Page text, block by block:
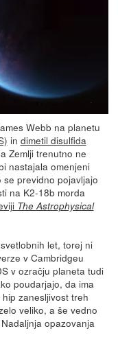
Webb na planetu
in dimetil disulfida
Zemlji trenutno ne
nastajala omenjeni
previdno pojavljajo
na K2-18b morda
The Astrophysical
let, torej ni
v Cambridgeu
v ozračju planeta tudi
poudarjajo, da ima
zanesljivost treh
veliko, a še vedno
opazovanja